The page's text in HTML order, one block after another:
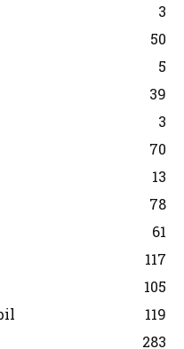
3
50
5
39
3
70
13
78
61
117
105
119
283